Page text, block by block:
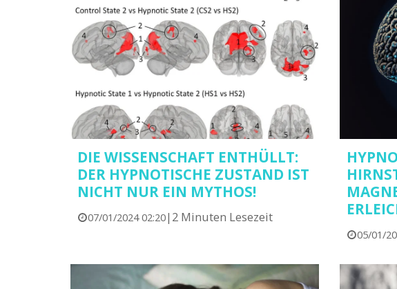
DIE WISSENSCHAFT ENTHÜLLT:
DER HYPNOTISCHE ZUSTAND IST
NICHT NUR EIN MYTHOS!
07/01/2024 02:20| 2 Minuten Lesezeit
05/01/